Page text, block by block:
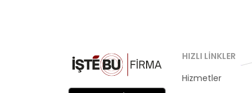
HIZLI LINKLER
Hizmetler